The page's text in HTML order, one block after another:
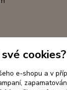
cookies?
e-shopu a v